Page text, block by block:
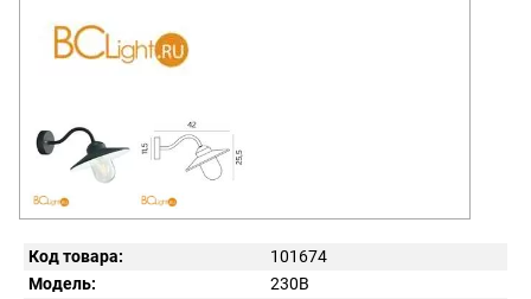
Код товара:
101674
Модель:
230B